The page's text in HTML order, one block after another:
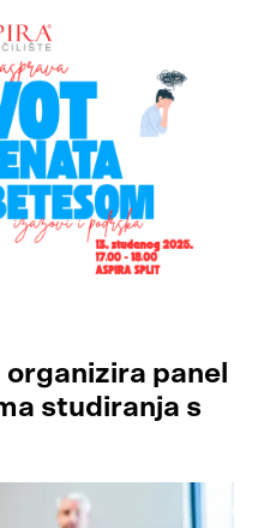
panel
studiranja s